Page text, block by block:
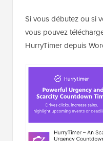
Si vous débutez ou si
vous pouvez
HurryTimer depuis